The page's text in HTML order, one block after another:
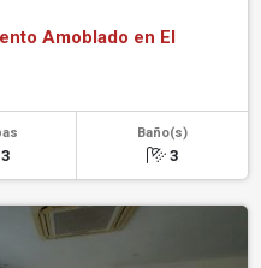
Amoblado en El
3
Baño(s)
3